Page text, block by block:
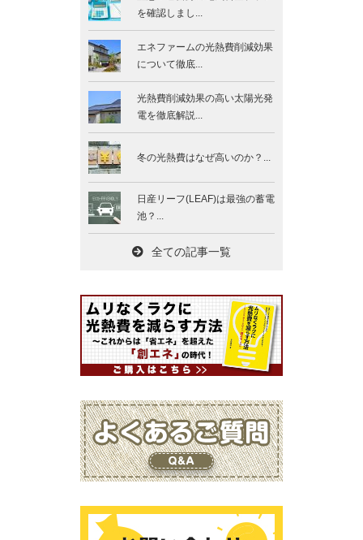
を確認しまし...
エネファームの光熱費削減効果
について徹底...
光熱費削減効果の高い太陽光発
電を徹底解説...
冬の光熱費はなぜ高いのか？...
日産リーフ(LEAF)は最強の蓄電
池？...
全ての記事一覧